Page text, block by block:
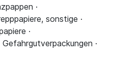
·
sonstige ·
·
·